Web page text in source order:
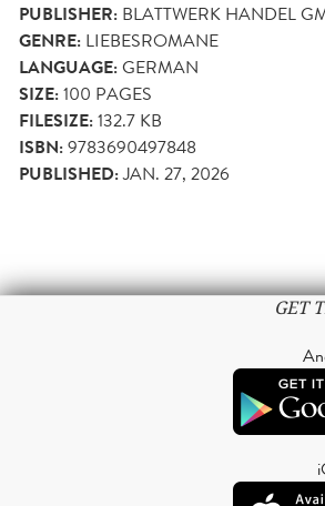
PUBLISHER: BLATTWERK HANDEL
GENRE: LIEBESROMANE
LANGUAGE:GERMAN
SIZE:100 PAGES
FILESIZE:132.7 KB
ISBN:9783690497848
PUBLISHED:JAN. 27, 2026
GET